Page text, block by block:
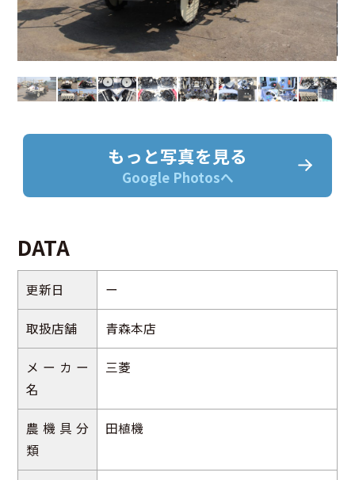
もっと写真を見る
Google Photosへ
DATA
更新日 ー
取扱店舗 青森本店
メーカー
名
三菱
農機具分
類
田植機